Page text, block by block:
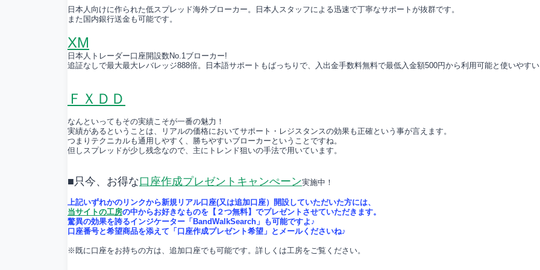
日本人向けに作られた低スプレッド海外ブローカー。日本人スタッフによる迅速で丁寧なサポートが抜群です。
また国内銀行送金も可能です。
XM
日本人トレーダー口座開設数No.1ブローカー!
追証なしで最大最大レバレッジ888倍。日本語サポートもばっちりで、入出金手数料無料で最低入金額500円から利用可能と使いやすい
ＦＸＤＤ
なんといってもその実績こそが一番の魅力！
実績があるということは、リアルの価格においてサポート・レジスタンスの効果も正確という事が言えます。
つまりテクニカルも通用しやすく、勝ちやすいブローカーということですね。
但しスプレッドが少し残念なので、主にトレンド狙いの手法で用いています。
■只今、お得な口座作成プレゼントキャンぺーン実施中！
上記いずれかのリンクから新規リアル口座(又は追加口座）開設していただいた方には、
当サイトの工房の中からお好きなものを【２つ無料】でプレゼントさせていただきます。
驚異の効果を誇るインジケーター「BandWalkSearch」も可能ですよ♪
口座番号と希望商品を添えて「口座作成プレゼント希望」とメールくださいね♪
※既に口座をお持ちの方は、追加口座でも可能です。詳しくは工房をご覧ください。